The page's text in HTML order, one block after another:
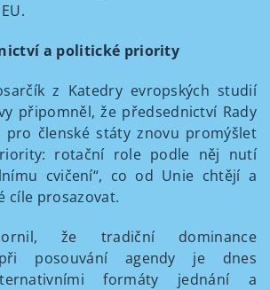
a politické priority
z Katedry evropských studií
připomněl, že předsednictví Rady
pro členské státy znovu promýšlet
rotační role podle něj nutí
cvičení“, co od Unie chtějí a
cíle prosazovat.
že tradiční dominance
posouvání agendy je dnes
formáty jednání a